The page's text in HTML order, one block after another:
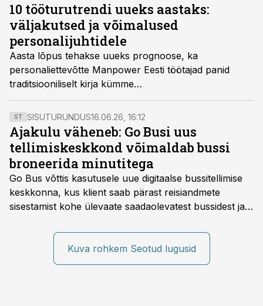
10 tööturutrendi uueks aastaks:
väljakutsed ja võimalused
personalijuhtidele
Aasta lõpus tehakse uueks prognoose, ka
personaliettevõtte Manpower Eesti töötajad panid
traditsiooniliselt kirja kümme
tööturgu puudutavat ennustust.
ST SISUTURUNDUS16.06.26, 16:12
Ajakulu väheneb: Go Busi uus
tellimiskeskkond võimaldab bussi
broneerida minutitega
Go Bus võttis kasutusele uue digitaalse bussitellimise
keskkonna, kus klient saab pärast reisiandmete
sisestamist kohe ülevaate saadaolevatest bussidest ja
kiiresti edasi liikuda hinnapakkumist ootamata.
Kuva rohkem Seotud lugusid